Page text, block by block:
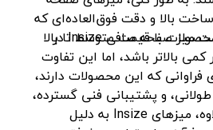
بالا و دقت فوق‌العاده‌ای که
با قیمت متوسط تا بالا
هرچند ممکن است قیمت میز صفحه صافی Insize در
بالاتر باشد، اما این تفاوت
فراوانی که این محصولات دارند،
طولانی، و پشتیبانی فنی گسترده،
توجیه‌پذیر است. به علاوه، میزهای Insize به دلیل